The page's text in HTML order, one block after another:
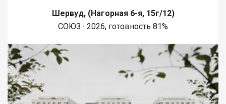
Шервуд, (Нагорная 6-я, 15г/12)
СОЮЗ ∙ 2026, готовность 81%